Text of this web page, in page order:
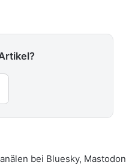
bei Bluesky, Mastodon